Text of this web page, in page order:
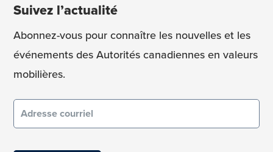
Suivez l’actualité
Abonnez-vous pour connaître les nouvelles et les
événements des Autorités canadiennes en valeurs
mobilières.
Courriel
(obligatoire)